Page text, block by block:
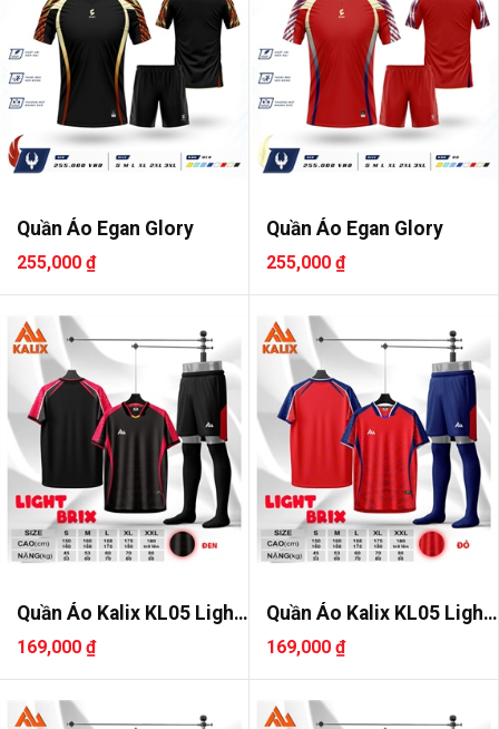
Quần Áo Egan Glory
255,000 ₫
Quần Áo Egan Glory
255,000 ₫
Quần Áo Kalix KL05 Light
Bri..
169,000 ₫
Quần Áo Kalix KL05 Light
Bri..
169,000 ₫